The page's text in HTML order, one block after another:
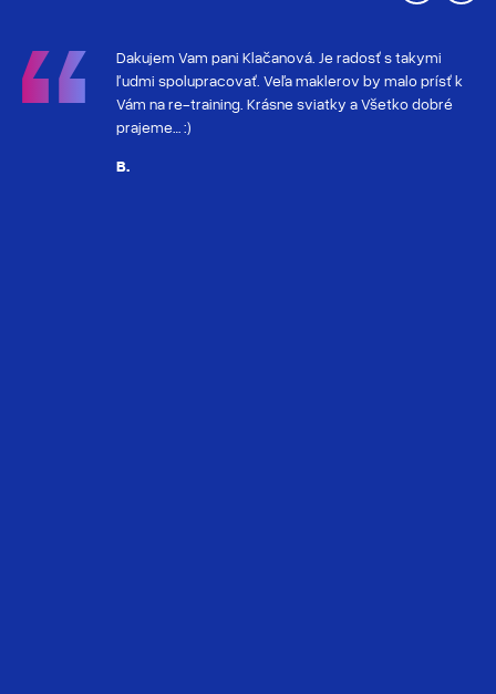
mi
Dakujem Vam pani Klačanová. Je radosť s takymi
ľudmi spolupracovať. Veľa maklerov by malo prísť k
Vám na re-training. Krásne sviatky a Všetko dobré
prajeme… :)
B.